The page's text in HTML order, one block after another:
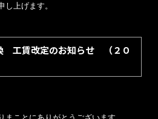
し上げます。
工賃改定のお知らせ （２０